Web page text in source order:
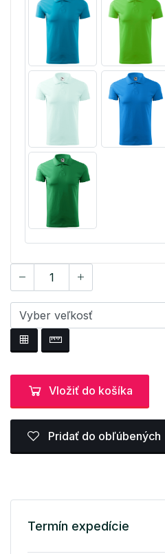
Vložiť do košíka
Pridať do obľúbených
Termín expedície